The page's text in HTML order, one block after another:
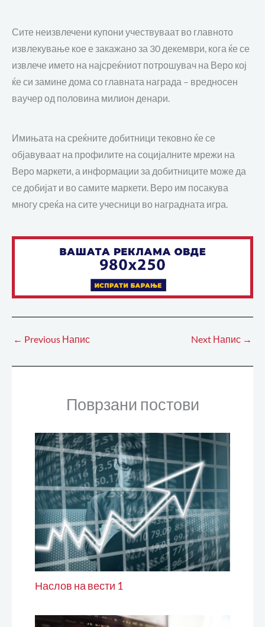
Сите неизвлечени купони учествуваат во главното
извлекување кое е закажано за 30 декември, кога ќе се
извлече името на најсреќниот потрошувач на Веро кој
ќе си замине дома со главната награда – вредносен
ваучер од половина милион денари.
Имињата на среќните добитници тековно ќе се
објавуваат на профилите на социјалните мрежи на
Веро маркети, а информации за добитниците може да
се добијат и во самите маркети. Веро им посакува
многу среќа на сите учесници во наградната игра.
← Previous Напис Next Напис →
Поврзани постови
Наслов на вести 1